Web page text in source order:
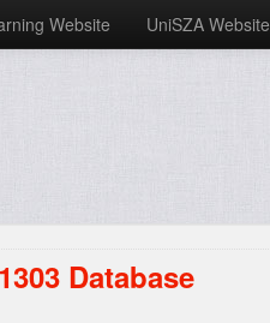
Website UniSZA Website
Database